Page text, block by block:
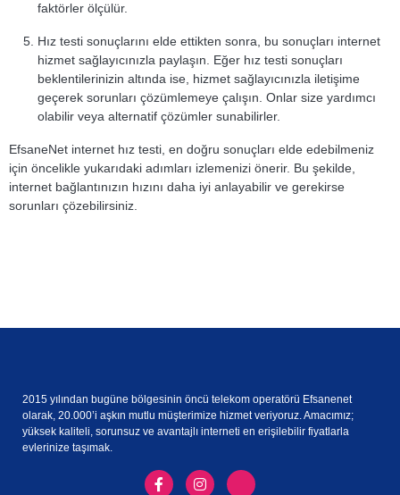
faktörler ölçülür.
Hız testi sonuçlarını elde ettikten sonra, bu sonuçları internet
hizmet sağlayıcınızla paylaşın. Eğer hız testi sonuçları
beklentilerinizin altında ise, hizmet sağlayıcınızla iletişime
geçerek sorunları çözümlemeye çalışın. Onlar size yardımcı
olabilir veya alternatif çözümler sunabilirler.
EfsaneNet internet hız testi, en doğru sonuçları elde edebilmeniz
için öncelikle yukarıdaki adımları izlemenizi önerir. Bu şekilde,
internet bağlantınızın hızını daha iyi anlayabilir ve gerekirse
sorunları çözebilirsiniz.
2015 yılından bugüne bölgesinin öncü telekom operatörü Efsanenet
olarak, 20.000’i aşkın mutlu müşterimize hizmet veriyoruz. Amacımız;
yüksek kaliteli, sorunsuz ve avantajlı interneti en erişilebilir fiyatlarla
evlerinize taşımak.